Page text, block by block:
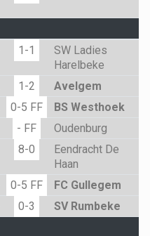
1-1
SW Ladies
Harelbeke
1-2 Avelgem
0-5 FF BS Westhoek
- FF Oudenburg
8-0
Eendracht De
Haan
0-5 FF FC Gullegem
0-3
SV Rumbeke